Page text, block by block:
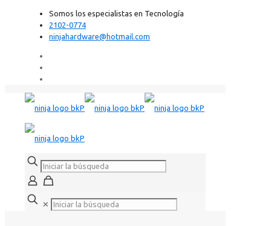
Somos los especialistas en Tecnología
2102-0774
ninjahardware@hotmail.com
✕